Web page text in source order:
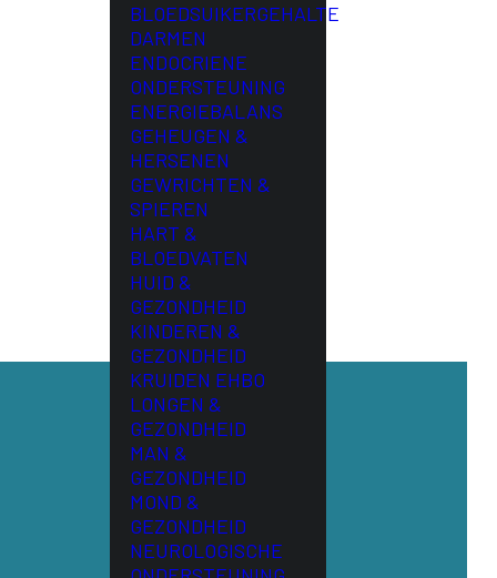
BLOEDSUIKERGEHALTE
DARMEN
ENDOCRIENE
ONDERSTEUNING
ENERGIEBALANS
GEHEUGEN &
HERSENEN
GEWRICHTEN &
SPIEREN
HART &
BLOEDVATEN
HUID &
GEZONDHEID
KINDEREN &
GEZONDHEID
KRUIDEN EHBO
LONGEN &
GEZONDHEID
MAN &
GEZONDHEID
MOND &
GEZONDHEID
NEUROLOGISCHE